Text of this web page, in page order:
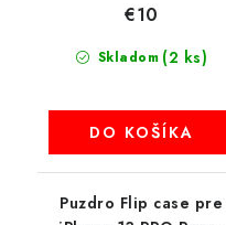
Skladom (2 ks)
€10
DO KOŠÍKA
Puzdro Flip case pre